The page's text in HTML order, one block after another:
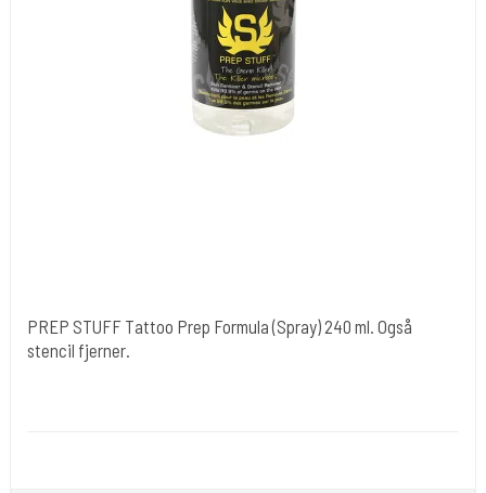
PREP STUFF Tattoo Prep Formula (Spray) 240 ml. Også
stencil fjerner.